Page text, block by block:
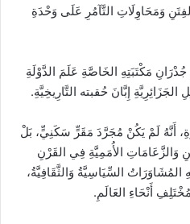
وَمَحَاوِلَاتِ التَّآمُرِ عَلَى وَحْدَةِ
مَكْتَبَتِهِ الخَاصَّةِ عَلَمَ الدَّوْلَةِ
الجَزَائِرِيَّةِ إِبَّانَ حُقبته التَّارِيخِيَّةِ.
أَنَّهُ لَمْ يَكُنْ مُجَرَّدَ مَقَرٍّ سَكَنِيٍّ، بَلْ
وَالزَّعَامَاتِ الأُمَمِيَّةِ فِي القَرْنِ
السِّيَاسِيَّةُ وَالثَّقَافِيَّةُ،
أَنْحَاءِ العَالَمِ.